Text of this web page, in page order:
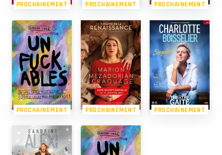
PROCHAINEMENT PROCHAINEMENT PROCHAINEMENT
PROCHAINEMENT PROCHAINEMENT PROCHAINEMENT